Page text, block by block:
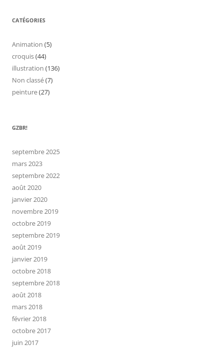
CATÉGORIES
Animation (5)
croquis(44)
illustration (136)
Non classé(7)
peinture(27)
GZBR!
septembre 2025
mars 2023
septembre 2022
août 2020
janvier 2020
novembre 2019
octobre 2019
septembre 2019
août 2019
janvier 2019
octobre 2018
septembre 2018
août 2018
mars 2018
février 2018
octobre 2017
juin 2017